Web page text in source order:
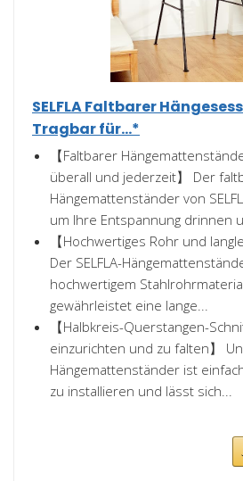
SELFLA Faltbarer
Tragbar für...*
【Faltbarer
überall und jederzeit】 Der
Hängemattenständer von
um Ihre Entspannung drinnen
【Hochwertiges Rohr und
Der SELFLA-
hochwertigem
gewährleistet eine lange...
【Halbkreis-Querstangen-
einzurichten und zu falten】
Hängemattenständer ist
zu installieren und lässt sich...